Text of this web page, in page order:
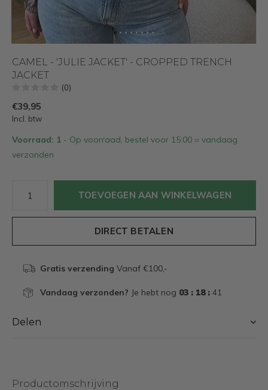
CAMEL - 'JULIE JACKET' - CROPPED TRENCH
JACKET
(0)
€39,95
Incl. btw
Voorraad: 1 - Op voorraad, bestel voor 15:00 = vandaag
verzonden
TOEVOEGEN AAN WINKELWAGEN
DIRECT BETALEN
Gratis verzending Vanaf €100,-
Vandaag verzonden? Je hebt nog 03 : 18 : 40
Delen
Productomschrijving